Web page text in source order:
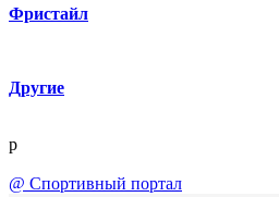
Фристайл
Другие
p
@ Спортивный портал